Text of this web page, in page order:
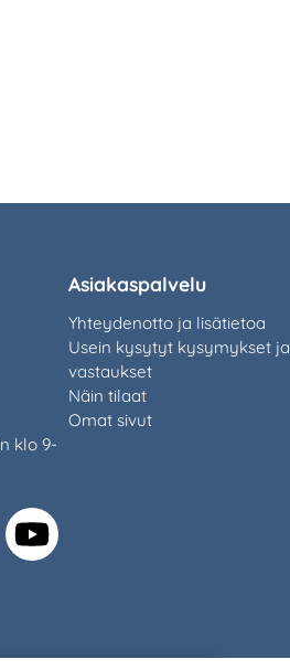
klo 9-
youtube
Asiakaspalvelu
Yhteydenotto ja lisätietoa
Usein kysytyt kysymykset ja
vastaukset
Näin tilaat
Omat sivut